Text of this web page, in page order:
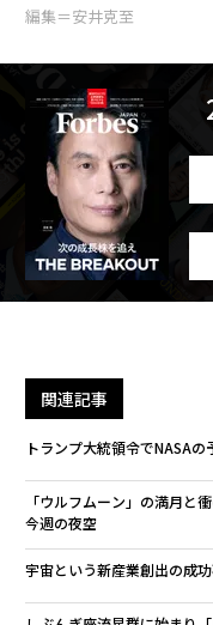
編集＝安井克至
関連記事
トランプ大統領令でNASA
「ウルフムーン」の満月と
今週の夜空
宇宙という新産業創出の成